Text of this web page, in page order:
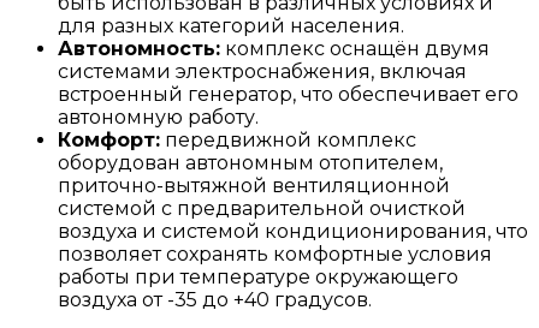
для разных категорий населения.
Автономность: комплекс оснащён двумя
системами электроснабжения, включая
встроенный генератор, что обеспечивает его
автономную работу.
Комфорт: передвижной комплекс
оборудован автономным отопителем,
приточно-вытяжной вентиляционной
системой с предварительной очисткой
воздуха и системой кондиционирования, что
позволяет сохранять комфортные условия
работы при температуре окружающего
воздуха от -35 до +40 градусов.